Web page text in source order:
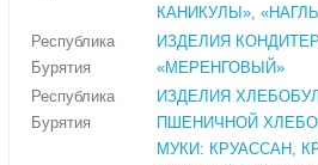
КАНИКУЛЫ»,
Республика
Бурятия
ИЗДЕЛИЯ
«МЕРЕНГОВЫЙ»
Республика
Бурятия
ИЗДЕЛИЯ
ПШЕНИЧНОЙ
МУКИ: КРУАССАН,